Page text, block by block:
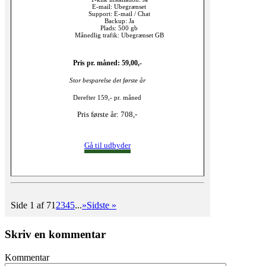
E-mail: Ubegrænset
Support: E-mail / Chat
Backup: Ja
Plads: 500 gb
Månedlig trafik: Ubegrænset GB
Pris pr. måned: 59,00,-
Stor besparelse det første år
Derefter 159,- pr. måned
Pris første år: 708,-
Gå til udbyder
Side 1 af 71 2345...»Sidste »
Skriv en kommentar
Kommentar